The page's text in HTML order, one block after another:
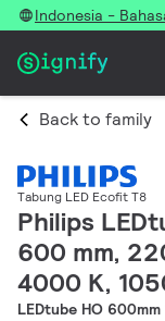
Indonesia -
Back to family
Tabung LED Ecofit T8
Philips
600 mm,
4000 K,
LEDtube HO 600mm